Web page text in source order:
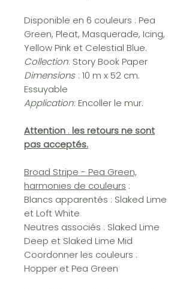
Disponible en 6 couleurs : Pea
Green, Pleat, Masquerade, Icing,
Yellow Pink et Celestial Blue.
Collection: Story Book Paper
Dimensions : 10 m x 52 cm.
Essuyable
Application: Encoller le mur.
Attention : les retours ne sont
pas acceptés.
Broad Stripe - Pea Green,
harmonies de couleurs :
Blancs apparentés : Slaked Lime
et Loft White
Neutres associés : Slaked Lime
Deep et Slaked Lime Mid
Coordonner les couleurs :
Hopper et Pea Green